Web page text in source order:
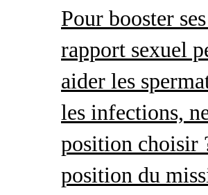
Pour booster
rapport sexuel
aider les
les infections,
position choisir
position du